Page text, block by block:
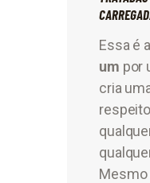
Essa é
um por
cria